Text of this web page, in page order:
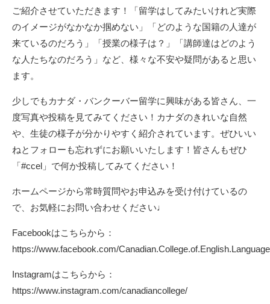
ご紹介させていただきます！「留学はしてみたいけれど実際
のイメージがなかなか掴めない」「どのような国籍の人達が
来ているのだろう」「授業の様子は？」「講師達はどのよう
な人たちなのだろう」など、様々な不安や疑問があると思い
ます。
少しでもカナダ・バンクーバー留学に興味がある皆さん、一
度写真や投稿を見てみてください！カナダのきれいな自然
や、生徒の様子が分かりやすく紹介されています。ぜひいい
ねとフォローも忘れずにお願いいたします！皆さんもぜひ
「#ccel」で何か投稿してみてください！
ホームページから常時質問やお申込みを受け付けているの
で、お気軽にお問い合わせください♩
Facebookはこちらから：
https://www.facebook.com/
Instagramはこちらから：
https://www.instagram.com/canadiancollege/